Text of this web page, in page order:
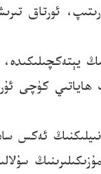
ئورتاق
ھاياتىي كۈچى